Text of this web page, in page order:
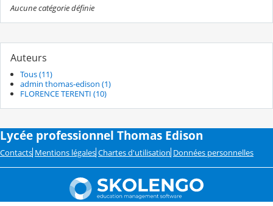
Aucune catégorie définie
Auteurs
Tous (11)
admin thomas-edison (1)
FLORENCE TERENTI (10)
Lycée professionnel Thomas Edison
Contacts Mentions légales Chartes d'utilisation Données personnelles